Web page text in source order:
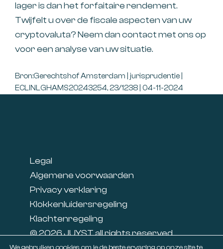
lager is dan het forfaitaire rendement.
Twijfelt u over de fiscale aspecten van uw
cryptovaluta? Neem dan contact met ons op
voor een analyse van uw situatie.
Bron:Gerechtshof Amsterdam | jurisprudentie |
ECLINLGHAMS20243254, 23/1238 | 04-11-2024
Legal
Algemene voorwaarden
Privacy verklaring
Klokkenluidersregeling
Klachtenregeling
© 2026 JUYST all rights reserved